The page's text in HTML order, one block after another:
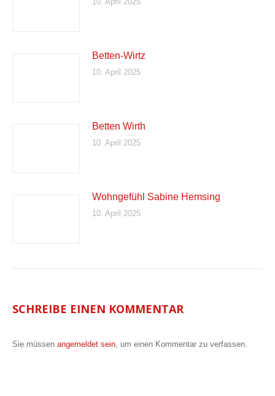
Betten-Wirtz
10. April 2025
Betten Wirth
10. April 2025
Wohngefühl Sabine Hemsing
10. April 2025
SCHREIBE EINEN KOMMENTAR
Sie müssen angemeldet sein, um einen Kommentar zu verfassen.